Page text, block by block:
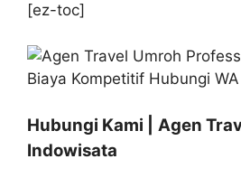
[ez-toc]
Hubungi Kami | Agen
Indowisata